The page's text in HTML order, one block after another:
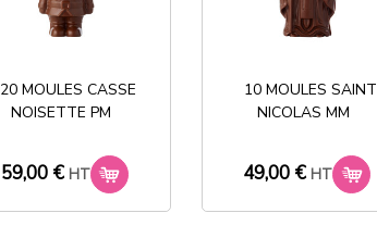
20 MOULES CASSE
NOISETTE PM
59,00 € HT
10 MOULES SAINT
NICOLAS MM
49,00 € HT